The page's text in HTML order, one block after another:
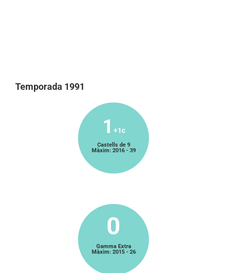
Temporada 1991
1 +1c
Castells de 9
Màxim: 2016 - 39
0
Gamma Extra
Màxim: 2015 - 26